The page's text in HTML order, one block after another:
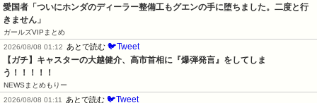
愛国者「ついにホンダのディーラー整備工もグエンの手に堕ちました。二度と行
きません」
ガールズVIPまとめ
2026/08/08 01:12
あとで読む 🐦Tweet
【ガチ】キャスターの大越健介、高市首相に『爆弾発言』をしてしま
う！！！！！
NEWSまとめもりー
2026/08/08 01:11
あとで読む 🐦Tweet